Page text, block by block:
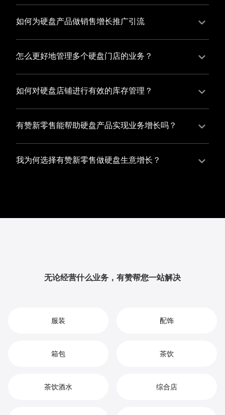
度。
您可以使用有赞的裂变营销功能，通过给用户发放优惠
券、邀请好友等方式，吸引更多的用户下单购买，并激
如何为硬盘产品做销售增长推广引流
有赞新零售旗下产品营销工具、比如优惠券、满减活动
等，吸引更多客户到店消费。另外，通过有赞的微信公
以帮助您增加客流量，赢得客户的青睐
怎么更好地管理多个硬盘门店的业务？
有赞新零售一站式解决方案，包括有赞微商城、有赞私
域运营以及有赞小程序商城，将助您轻松打通线上线下
的业务蓬勃发展，收获更多满意客户。
如何对硬盘店铺进行有效的库存管理？
您可以使用有赞的门店管理系统，它可以帮助您实现门
店数据的集中管理，包括订单管理、员工管理、库存管
有赞新零售能帮助硬盘产品实现业务增长吗？
有赞新零售作为业内领先的一站式解决方案，整合线上
线下渠道、提供多样化店铺搭建、会员营销和大数据分
我为何选择有赞新零售做硬盘生意增长？
无论经营什么业务，有赞帮您一站解决
服装 配饰
箱包 茶饮
茶饮酒水 综合店